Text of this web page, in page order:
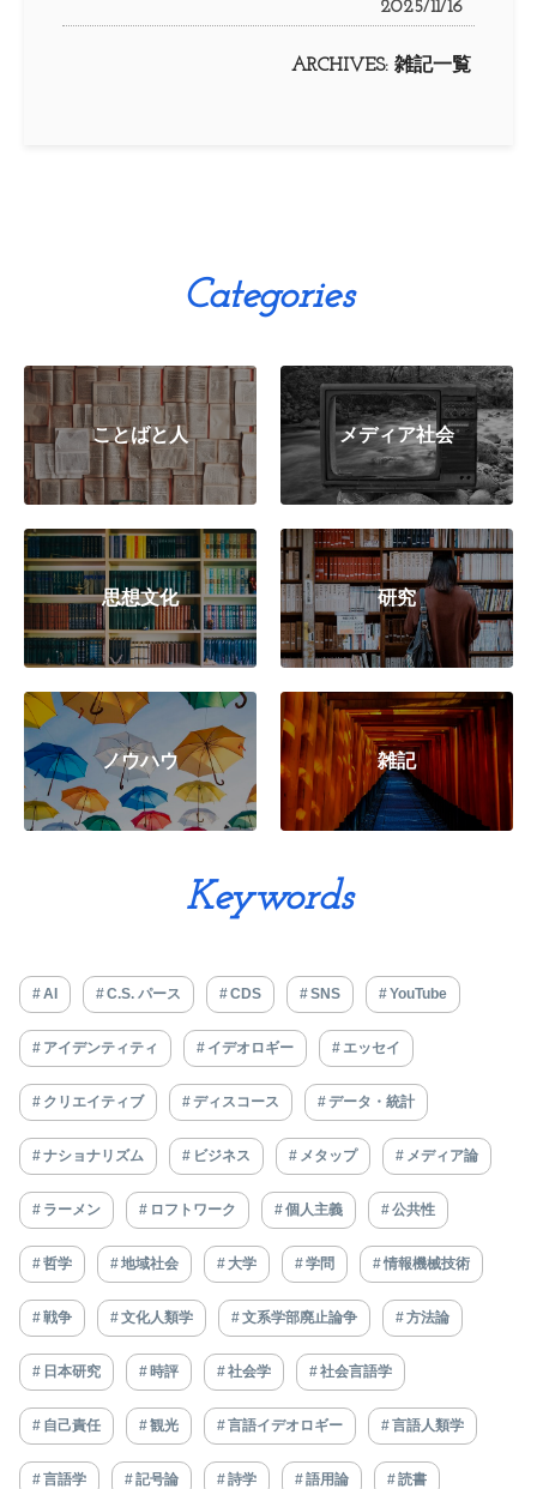
2025/11/16
ARCHIVES: 雑記一覧
Categories
ことばと人 メディア社会
思想文化 研究
ノウハウ 雑記
Keywords
AI C.S. パース CDS SNS YouTube
アイデンティティ イデオロギー エッセイ
クリエイティブ ディスコース データ・統計
ナショナリズム ビジネス メタップ メディア論
ラーメン ロフトワーク 個人主義 公共性
哲学 地域社会 大学 学問 情報機械技術
戦争 文化人類学 文系学部廃止論争 方法論
日本研究 時評 社会学 社会言語学
自己責任 観光 言語イデオロギー 言語人類学
言語学 記号論 詩学 語用論 読書